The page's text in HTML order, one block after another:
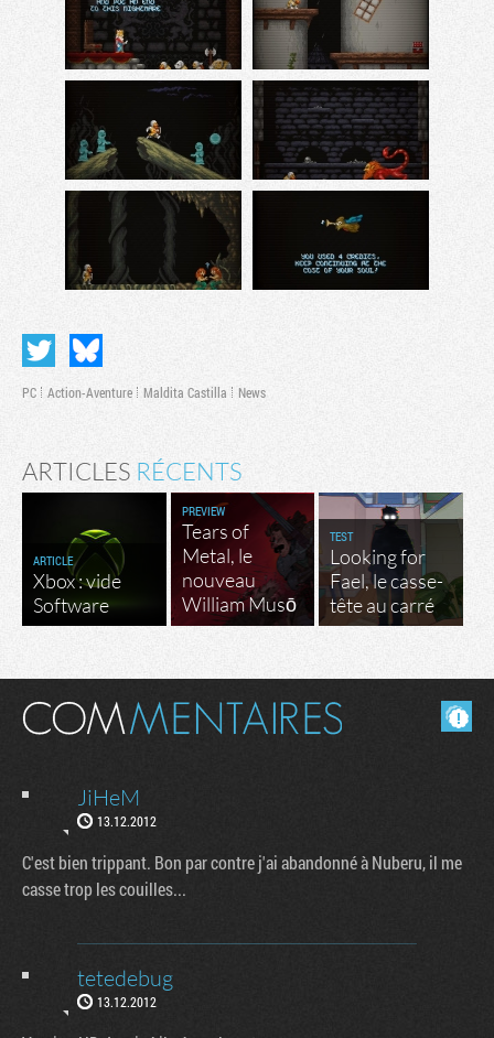
PC Action-Aventure Maldita Castilla News
ARTICLES RÉCENTS
ARTICLE
Xbox : vide
Software
PREVIEW
Tears of
Metal, le
nouveau
William Musō
TEST
Looking for
Fael, le casse-
tête au carré
Masquer les commentaires lus.
JiHeM
13.12.2012
C'est bien trippant. Bon par contre j'ai abandonné à Nuberu, il me
casse trop les couilles...
tetedebug
13.12.2012